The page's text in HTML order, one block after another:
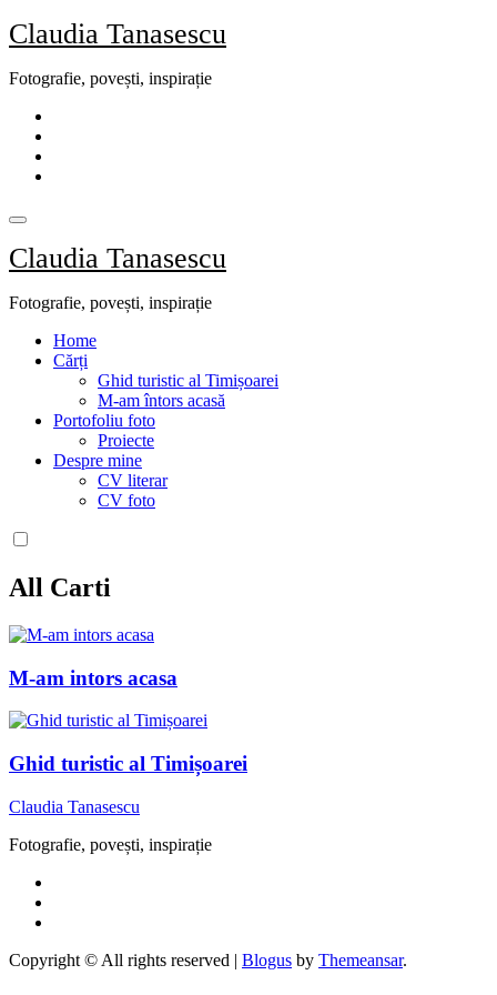
Skip
to
Claudia Tanasescu
Fotografie, povești, inspirație
Claudia Tanasescu
Fotografie, povești, inspirație
Home
Cărți
Ghid turistic al Timișoarei
M-am întors acasă
Portofoliu foto
Proiecte
Despre mine
CV literar
CV foto
All Carti
M-am intors acasa
Ghid turistic al Timișoarei
Claudia Tanasescu
Fotografie, povești, inspirație
Copyright © All rights reserved | Blogus by Themeansar.